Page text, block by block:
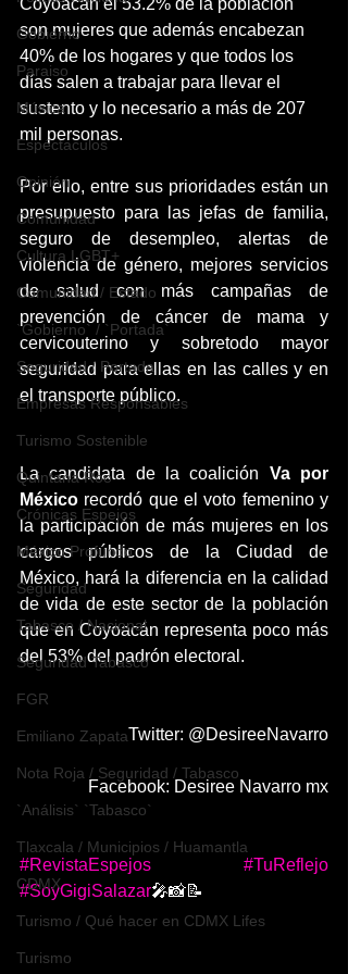
Gobierno
Paraiso
Música
Espéctaculos
Opinión
Comunidad
Cultura LGBT+
Comunidad / Estado
`Gobierno` / `Portada`
Seguridad / Portada
Empresas Responsables
Turismo Sostenible
Quintana Roo
Crónicas Espejos
México Profundo
Seguridad
Tabasco / Nacional
Seguridad Tabasco
FGR
Emiliano Zapata
Nota Roja / Seguridad / Tabasco
`Análisis` `Tabasco`
Tlaxcala / Municipios / Huamantla
CDMX
Turismo / Qué hacer en CDMX Lifes
Turismo
Coyoacán el 53.2% de la población
son mujeres que además encabezan
40% de los hogares y que todos los
días salen a trabajar para llevar el
sustento y lo necesario a más de 207
mil personas.
Por ello, entre sus prioridades están un
presupuesto para las jefas de familia,
seguro de desempleo, alertas de
violencia de género, mejores servicios
de salud con más campañas de
prevención de cáncer de mama y
cervicouterino y sobretodo mayor
seguridad para ellas en las calles y en
el transporte público.
La candidata de la coalición Va por
México recordó que el voto femenino y
la participación de más mujeres en los
cargos públicos de la Ciudad de
México, hará la diferencia en la calidad
de vida de este sector de la población
que en Coyoacán representa poco más
del 53% del padrón electoral.
Twitter: @DesireeNavarro
Facebook: Desiree Navarro mx
#RevistaEspejos
#TuReflejo
#SoyGigiSalazar🎤📸📝